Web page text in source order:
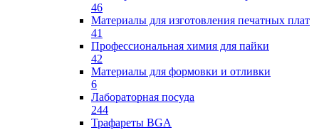
46
Материалы для изготовления печатных плат
41
Профессиональная химия для пайки
42
Материалы для формовки и отливки
6
Лабораторная посуда
244
Трафареты BGA